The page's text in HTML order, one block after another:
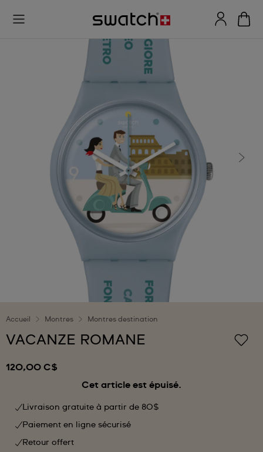
Accueil Montres Montres destination
VACANZE ROMANE
120,00 C$
Cet article est épuisé.
Livraison gratuite à partir de 80$
Paiement en ligne sécurisé
Retour offert